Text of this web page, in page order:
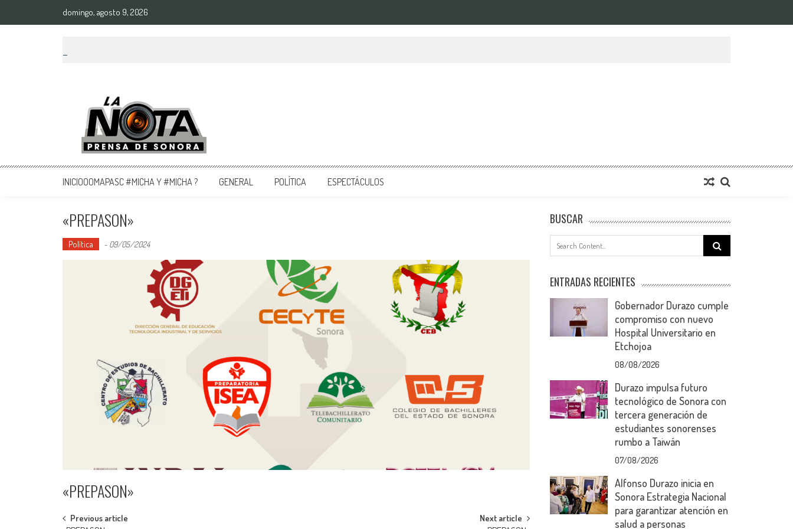
domingo, agosto 9, 2026
La Nota Prensa De Sonora
Noticias del día
INICIOOOMAPASC #MICHA Y #MICHA ? GENERAL POLÍTICA ESPECTÁCULOS
«PREPASON»
Política - 09/05/2024
«PREPASON»
Post
Previous article Next article
BUSCAR
Search
for:
ENTRADAS RECIENTES
Gobernador Durazo cumple
compromiso con nuevo
Hospital Universitario en
Etchojoa
08/08/2026
Durazo impulsa futuro
tecnológico de Sonora con
tercera generación de
estudiantes sonorenses
rumbo a Taiwán
07/08/2026
Alfonso Durazo inicia en
Sonora Estrategia Nacional
para garantizar atención en
salud a personas